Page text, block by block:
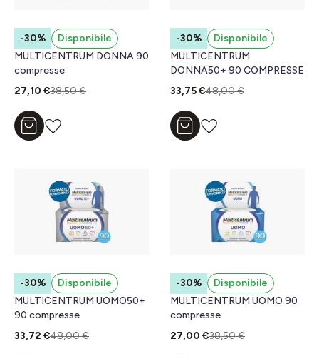
-30%
Disponibile
MULTICENTRUM DONNA 90
compresse
27,10 €38,50 €
Aggiungi al carrello
-30%
Disponibile
MULTICENTRUM
DONNA50+ 90 COMPRESSE
33,75 €48,00 €
Aggiungi al carrello
-30%
Disponibile
MULTICENTRUM UOMO50+
90 compresse
33,72 €48,00 €
-30%
Disponibile
MULTICENTRUM UOMO 90
compresse
27,00 €38,50 €